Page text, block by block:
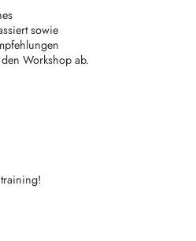
sowie
Workshop ab.